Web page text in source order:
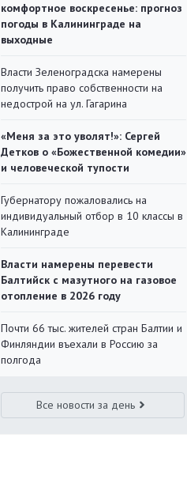
комфортное воскресенье: прогноз
погоды в Калининграде на
выходные
Власти Зеленоградска намерены
получить право собственности на
недострой на ул. Гагарина
«Меня за это уволят!»: Сергей
Детков о «Божественной комедии»
и человеческой тупости
Губернатору пожаловались на
индивидуальный отбор в 10 классы в
Калининграде
Власти намерены перевести
Балтийск с мазутного на газовое
отопление в 2026 году
Почти 66 тыс. жителей стран Балтии и
Финляндии въехали в Россию за
полгода
Все новости за день